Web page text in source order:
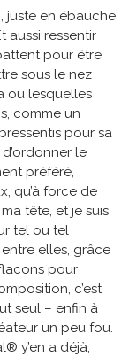
juste en ébauche
aussi ressentir
pour être
sous le nez
ou lesquelles
comme un
pour sa
le
préféré,
qu’à force de
tête, et je suis
tel ou tel
elles, grâce
pour
c’est
seul – enfin à
un peu fou.
y’en a déjà,